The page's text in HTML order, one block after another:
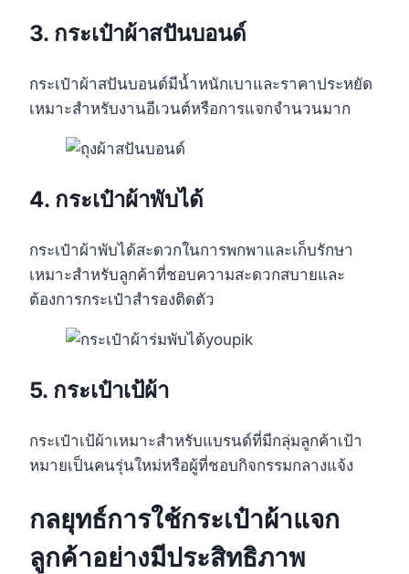
3. กระเป๋าผ้าสปันบอนด์
กระเป๋าผ้าสปันบอนด์มีน้ำหนักเบาและราคาประหยัด
เหมาะสำหรับงานอีเวนต์หรือการแจกจำนวนมาก
4. กระเป๋าผ้าพับได้
กระเป๋าผ้าพับได้สะดวกในการพกพาและเก็บรักษา
เหมาะสำหรับลูกค้าที่ชอบความสะดวกสบายและ
ต้องการกระเป๋าสำรองติดตัว
5. กระเป๋าเป้ผ้า
กระเป๋าเป้ผ้าเหมาะสำหรับแบรนด์ที่มีกลุ่มลูกค้าเป้า
หมายเป็นคนรุ่นใหม่หรือผู้ที่ชอบกิจกรรมกลางแจ้ง
กลยุทธ์การใช้กระเป๋าผ้าแจก
ลูกค้าอย่างมีประสิทธิภาพ